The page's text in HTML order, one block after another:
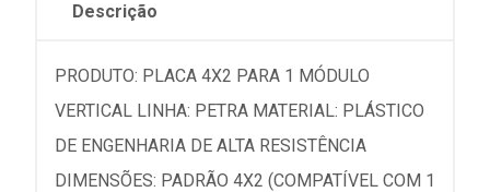
Descrição
PRODUTO: PLACA 4X2 PARA 1 MÓDULO
VERTICAL LINHA: PETRA MATERIAL: PLÁSTICO
DE ENGENHARIA DE ALTA RESISTÊNCIA
DIMENSÕES: PADRÃO 4X2 (COMPATÍVEL COM 1